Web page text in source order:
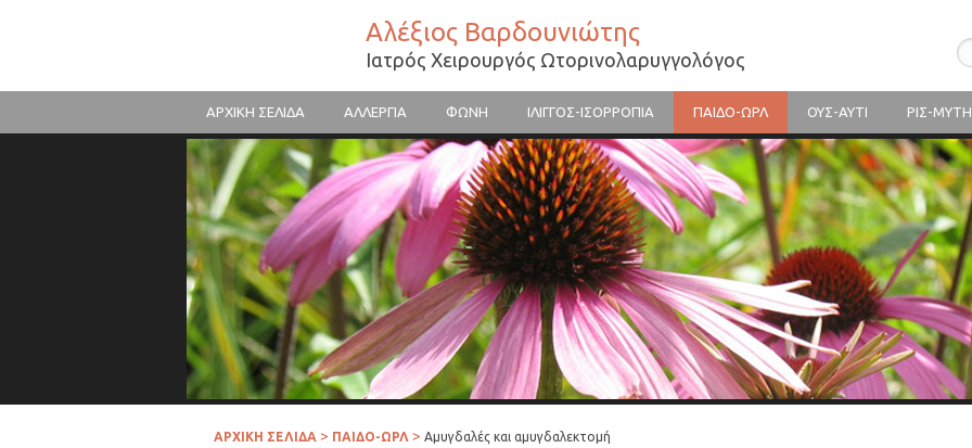
Αλέξιος Βαρδουνιώτης
Ιατρός Χειρουργός Ωτορινολαρυγγολόγος
ΑΡΧΙΚΗ ΣΕΛΙΔΑ ΑΛΛΕΡΓΙΑ ΦΩΝΗ ΙΛΙΓΓΟΣ-ΙΣΟΡΡΟΠΙΑ ΠΑΙΔΟ-ΩΡΛ ΟΥΣ-ΑΥΤΙ ΡΙΣ-ΜΥΤΗ
ΑΡΧΙΚΗ ΣΕΛΙΔΑ > ΠΑΙΔΟ-ΩΡΛ > Αμυγδαλές και αμυγδαλεκτομή